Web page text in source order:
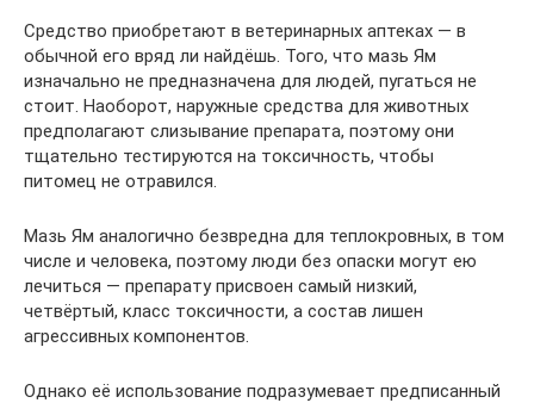
Средство приобретают в ветеринарных аптеках — в
обычной его вряд ли найдёшь. Того, что мазь Ям
изначально не предназначена для людей, пугаться не
стоит. Наоборот, наружные средства для животных
предполагают слизывание препарата, поэтому они
тщательно тестируются на токсичность, чтобы
питомец не отравился.
Мазь Ям аналогично безвредна для теплокровных, в том
числе и человека, поэтому люди без опаски могут ею
лечиться — препарату присвоен самый низкий,
четвёртый, класс токсичности, а состав лишен
агрессивных компонентов.
Однако её использование подразумевает предписанный